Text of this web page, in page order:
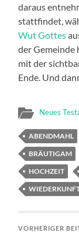
daraus
stattfindet,
Wut Gottes
der Gemeinde
mit der
Ende. Und
Neues
ABENDMAHL
BRÄUTIGAM
HOCHZEIT
VORHERIGER